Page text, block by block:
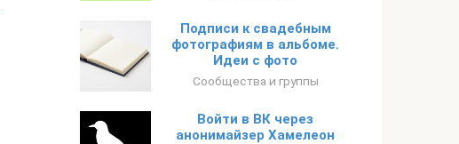
Подписи к свадебным
фотографиям в альбоме.
Идеи с фото
Сообщества и группы
Войти в ВК через
анонимайзер Хамелеон